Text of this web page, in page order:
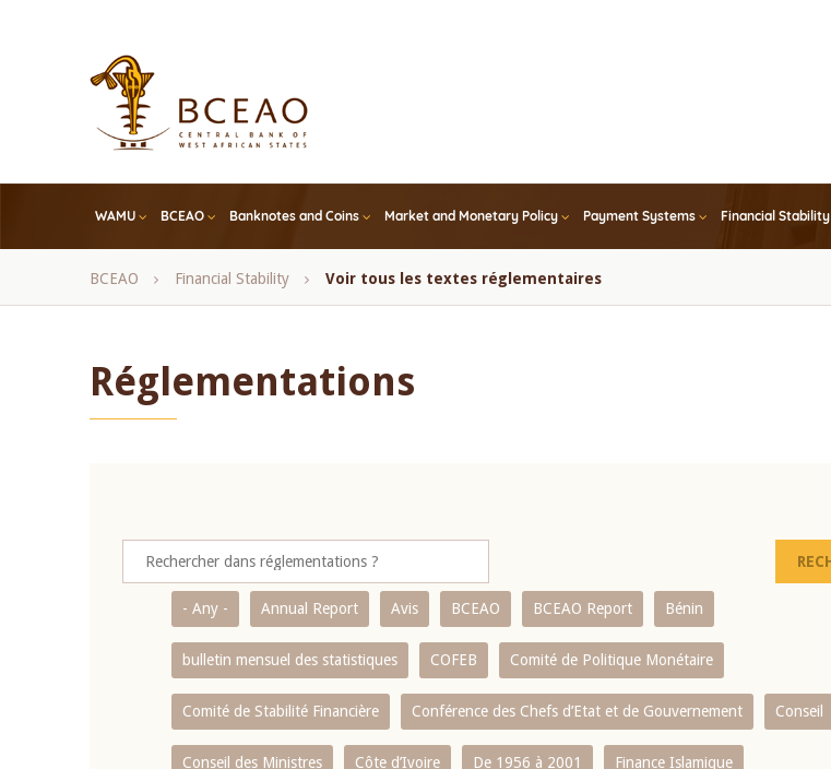
WAMU BCEAO Banknotes and Coins Market and Monetary Policy Payment Systems Financial Stability
Breadcrumb
BCEAO Financial Stability Voir tous les textes réglementaires
Réglementations
- Any - Annual Report Avis BCEAO BCEAO Report Bénin
bulletin mensuel des statistiques COFEB Comité de Politique Monétaire
Comité de Stabilité Financière Conférence des Chefs d’Etat et de Gouvernement Conseil
Conseil des Ministres Côte d’Ivoire De 1956 à 2001 Finance Islamique